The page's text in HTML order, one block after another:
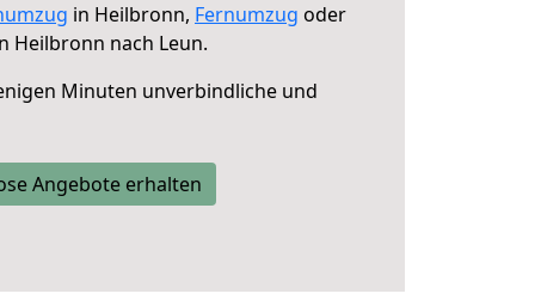
in Heilbronn, Fernumzug oder
Heilbronn nach Leun.
Minuten unverbindliche und
Angebote erhalten